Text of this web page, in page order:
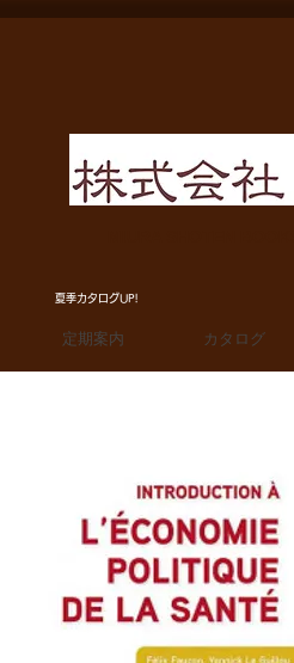
夏季カタログUP!
定期案内 カタログ